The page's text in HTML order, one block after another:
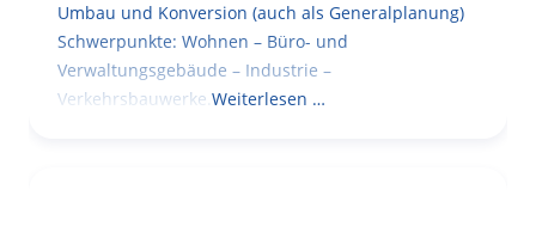
Umbau und Konversion (auch als Generalplanung)
Schwerpunkte: Wohnen – Büro- und
Verwaltungsgebäude – Industrie –
Verkehrsbauwerke. Weiterlesen …